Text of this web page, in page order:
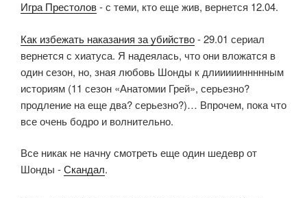
Игра Престолов- с теми, кто еще жив, вернется 12.04.
Как избежать наказания за убийство- 29.01 сериал
вернется с хиатуса. Я надеялась, что они вложатся в
один сезон, но, зная любовь Шонды к длиииииннннным
историям (11 сезон «Анатомии Грей», серьезно?
продление на еще два? серьезно?)… Впрочем, пока что
все очень бодро и волнительно.
Все никак не начну смотреть еще один шедевр от
Шонды -Скандал.